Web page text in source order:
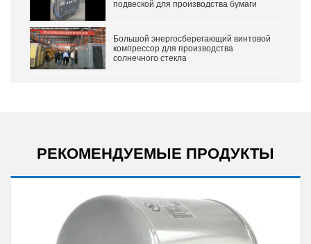
подвеской для производства бумаги
Большой энергосберегающий винтовой
компрессор для производства
солнечного стекла
РЕКОМЕНДУЕМЫЕ ПРОДУКТЫ